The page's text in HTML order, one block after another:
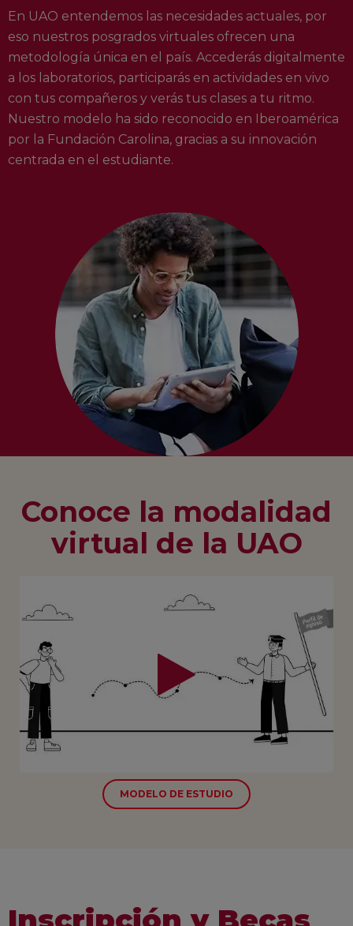
En UAO entendemos las necesidades actuales, por
eso nuestros posgrados virtuales ofrecen una
metodología única en el país. Accederás digitalmente
a los laboratorios, participarás en actividades en vivo
con tus compañeros y verás tus clases a tu ritmo.
Nuestro modelo ha sido reconocido en Iberoamérica
por la Fundación Carolina, gracias a su innovación
centrada en el estudiante.
Conoce la modalidad
virtual de la UAO
MODELO DE ESTUDIO